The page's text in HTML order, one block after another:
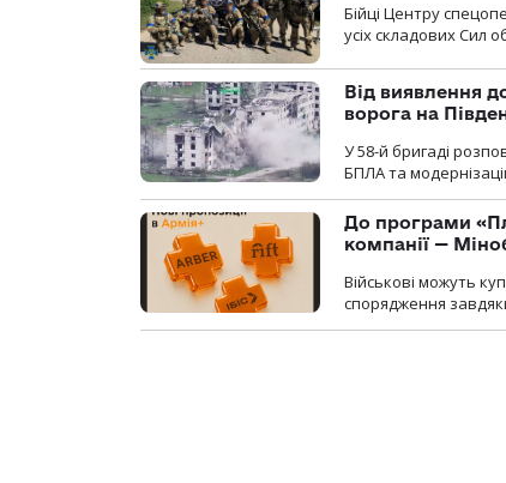
Бійці Центру
усіх складових Сил
Від виявлення
ворога на
У 58-й бригаді
БПЛА та
До програми
компанії —
Військові можуть
спорядження